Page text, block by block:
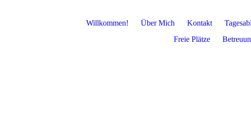
Willkommen! Über Mich Kontakt
Freie Plätze